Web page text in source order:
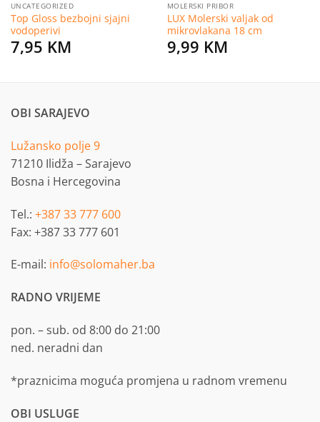
UNCATEGORIZED
Top Gloss bezbojni sjajni
vodoperivi
7,95 KM
MOLERSKI PRIBOR
LUX Molerski valjak od
mikrovlakana 18 cm
9,99 KM
OBI SARAJEVO
Lužansko polje 9
71210 Ilidža – Sarajevo
Bosna i Hercegovina
Tel.: +387 33 777 600
Fax: +387 33 777 601
E-mail: info@solomaher.ba
RADNO VRIJEME
pon. – sub. od 8:00 do 21:00
ned. neradni dan
*praznicima moguća promjena u radnom vremenu
OBI USLUGE